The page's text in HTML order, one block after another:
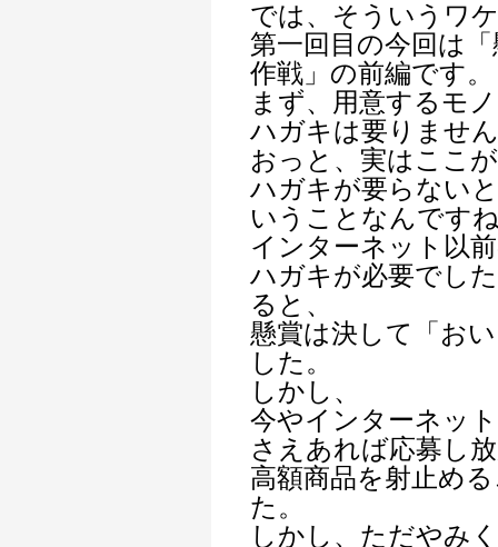
では、そういうワ
第一回目の今回は
作戦」の前編です。
まず、用意するモ
ハガキは要りませ
おっと、実はここ
ハガキが要らない
いうことなんです
インターネット以
ハガキが必要でし
ると、
懸賞は決して「お
した。
しかし、
今やインターネッ
さえあれば応募し
高額商品を射止め
た。
しかし、ただやみ